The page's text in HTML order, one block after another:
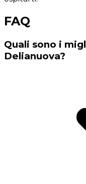
FAQ
Quali sono i
Delianuova?